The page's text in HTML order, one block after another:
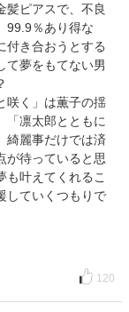
髪ピアスで、不良
99.9％あり得な
付き合おうとする
て夢をもてない男
咲く」は薫子の揺
「凛太郎とともに
綺麗事だけでは済
が待っていると思
も叶えてくれるこ
していくつもりで
120